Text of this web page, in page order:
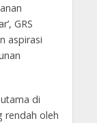
GRS
aspirasi
di
rendah oleh